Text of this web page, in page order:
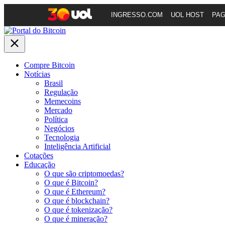
INGRESSO.COM UOL HOST
Compre Bitcoin
Notícias
Brasil
Regulação
Memecoins
Mercado
Política
Negócios
Tecnologia
Inteligência Artificial
Cotações
Educação
O que são criptomoedas?
O que é Bitcoin?
O que é Ethereum?
O que é blockchain?
O que é tokenização?
O que é mineração?